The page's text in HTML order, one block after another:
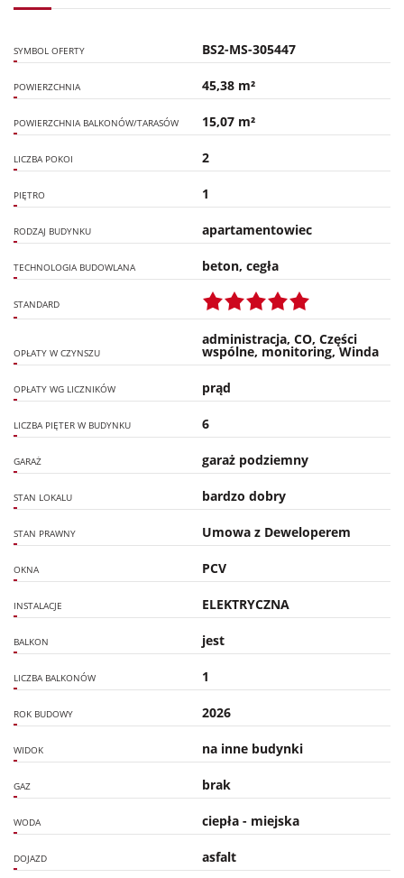
SYMBOL OFERTY BS2-MS-305447
POWIERZCHNIA 45,38 m²
POWIERZCHNIA BALKONÓW/TARASÓW 15,07 m²
LICZBA POKOI 2
PIĘTRO 1
RODZAJ BUDYNKU apartamentowiec
TECHNOLOGIA BUDOWLANA beton, cegła
STANDARD
OPŁATY W CZYNSZU
administracja, CO, Części
wspólne, monitoring, Winda
OPŁATY WG LICZNIKÓW prąd
LICZBA PIĘTER W BUDYNKU 6
GARAŻ garaż podziemny
STAN LOKALU bardzo dobry
STAN PRAWNY Umowa z Deweloperem
OKNA PCV
INSTALACJE ELEKTRYCZNA
BALKON jest
LICZBA BALKONÓW 1
ROK BUDOWY 2026
WIDOK na inne budynki
GAZ brak
WODA ciepła - miejska
DOJAZD asfalt